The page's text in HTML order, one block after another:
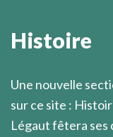
propre
Marcel Légaut
Histoire
Une nouvelle
sur ce site :
Légaut fêtera ses